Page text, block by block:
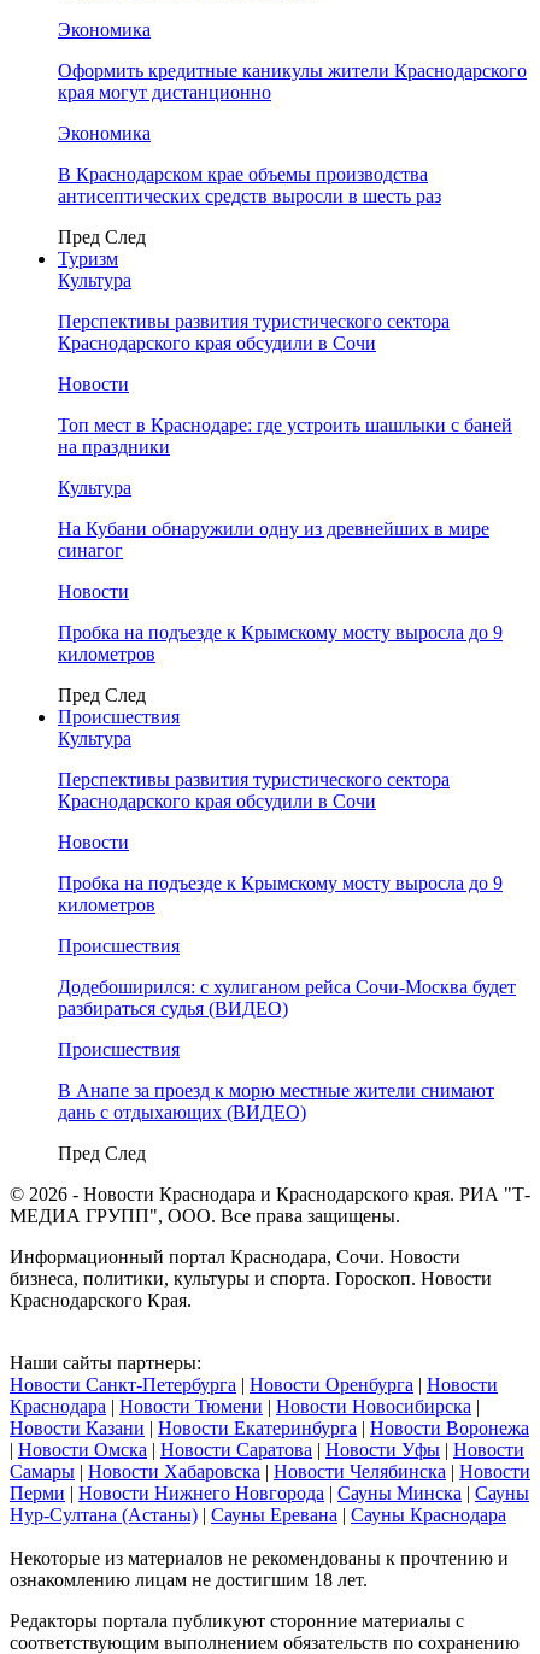
Экономика
Оформить кредитные каникулы жители Краснодарского
края могут дистанционно
Экономика
В Краснодарском крае объемы производства
антисептических средств выросли в шесть раз
Пред След
Туризм
Культура
Перспективы развития туристического сектора
Краснодарского края обсудили в Сочи
Новости
Топ мест в Краснодаре: где устроить шашлыки с баней
на праздники
Культура
На Кубани обнаружили одну из древнейших в мире
синагог
Новости
Пробка на подъезде к Крымскому мосту выросла до 9
километров
Пред След
Происшествия
Культура
Перспективы развития туристического сектора
Краснодарского края обсудили в Сочи
Новости
Пробка на подъезде к Крымскому мосту выросла до 9
километров
Происшествия
Додебоширился: с хулиганом рейса Сочи-Москва будет
разбираться судья (ВИДЕО)
Происшествия
В Анапе за проезд к морю местные жители снимают
дань с отдыхающих (ВИДЕО)
Пред След
© 2026 - Новости Краснодара и Краснодарского края. РИА "Т-
МЕДИА ГРУПП", ООО. Все права защищены.
Информационный портал Краснодара, Сочи. Новости
бизнеса, политики, культуры и спорта. Гороскоп. Новости
Краснодарского Края.
Наши сайты партнеры:
Новости Санкт-Петербурга | Новости Оренбурга | Новости
Краснодара | Новости Тюмени | Новости Новосибирска |
Новости Казани | Новости Екатеринбурга | Новости Воронежа
| Новости Омска | Новости Саратова | Новости Уфы | Новости
Самары | Новости Хабаровска | Новости Челябинска | Новости
Перми | Новости Нижнего Новгорода | Сауны Минска | Сауны
Нур-Султана (Астаны) | Сауны Еревана | Сауны Краснодара
Некоторые из материалов не рекомендованы к прочтению и
ознакомлению лицам не достигшим 18 лет.
Редакторы портала публикуют сторонние материалы с
соответствующим выполнением обязательств по сохранению